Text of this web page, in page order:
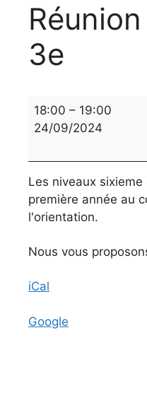
3e
Réunion
parents-
6e
3e
18:00 – 19:00
24/09/2024
Les niveaux
première année au
l'orientation.
Nous vous
iCal
Google